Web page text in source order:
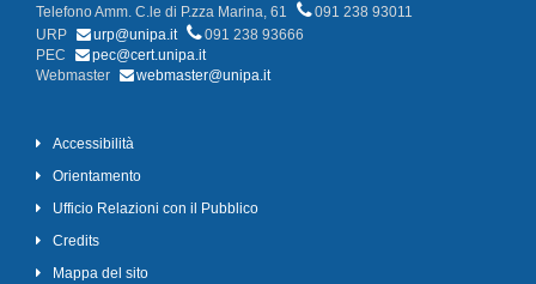
Telefono Amm. C.le di P.zza Marina, 61
091 238 93011
URP
urp@unipa.it
091 238 93666
PEC
pec@cert.unipa.it
Webmaster
webmaster@unipa.it
Accessibilità
Orientamento
Ufficio Relazioni con il Pubblico
Credits
Mappa del sito